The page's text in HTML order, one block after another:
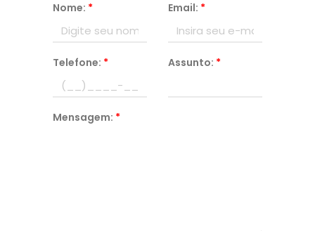
Nome: * Email: *
Telefone: * Assunto: *
Mensagem: *